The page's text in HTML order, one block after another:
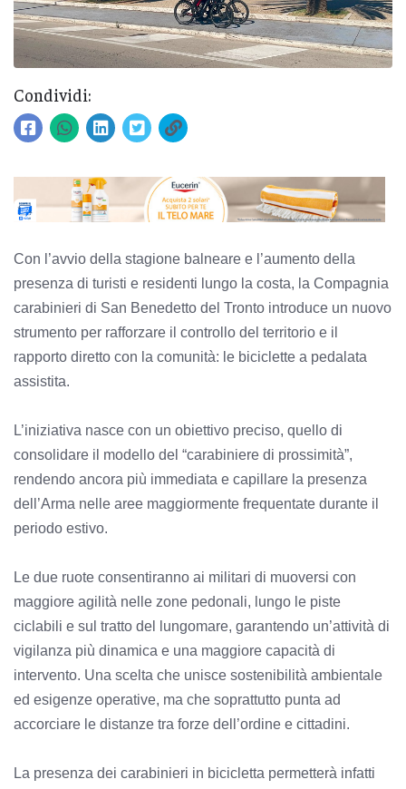
Condividi:
Con l’avvio della stagione balneare e l’aumento della
presenza di turisti e residenti lungo la costa, la Compagnia
carabinieri di San Benedetto del Tronto introduce un nuovo
strumento per rafforzare il controllo del territorio e il
rapporto diretto con la comunità: le biciclette a pedalata
assistita.
L’iniziativa nasce con un obiettivo preciso, quello di
consolidare il modello del “carabiniere di prossimità”,
rendendo ancora più immediata e capillare la presenza
dell’Arma nelle aree maggiormente frequentate durante il
periodo estivo.
Le due ruote consentiranno ai militari di muoversi con
maggiore agilità nelle zone pedonali, lungo le piste
ciclabili e sul tratto del lungomare, garantendo un’attività di
vigilanza più dinamica e una maggiore capacità di
intervento. Una scelta che unisce sostenibilità ambientale
ed esigenze operative, ma che soprattutto punta ad
accorciare le distanze tra forze dell’ordine e cittadini.
La presenza dei carabinieri in bicicletta permetterà infatti